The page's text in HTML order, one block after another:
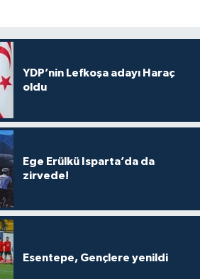
YDP’nin Lefkoşa adayı Haraç
oldu
Ege Erülkü Isparta’da da
zirvede!
Esentepe, Gençlere yenildi